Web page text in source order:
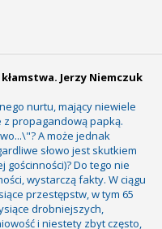
Jerzy Niemczuk
nurtu, mający niewiele
propagandową papką.
A może jednak
słowo jest skutkiem
Do tego nie
wystarczą fakty. W ciągu
przestępstw, w tym 65
drobniejszych,
i niestety zbyt często,